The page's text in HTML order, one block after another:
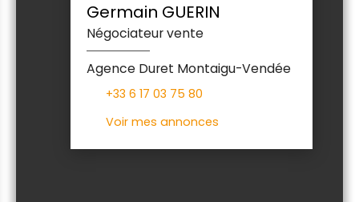
Germain GUERIN
Négociateur vente
Agence Duret Montaigu-Vendée
+33 6 17 03 75 80
Voir mes annonces